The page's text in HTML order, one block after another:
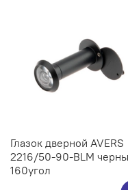
Глазок дверной AVERS
2216/50-90-BLM
160угол